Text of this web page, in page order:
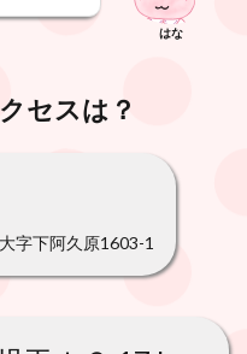
はな
セスは？
字下阿久原1603-1